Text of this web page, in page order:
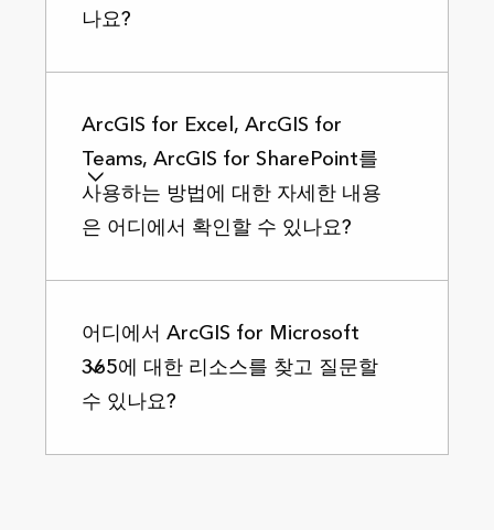
나요?
ArcGIS for Excel, ArcGIS for
Teams, ArcGIS for SharePoint를
사용하는 방법에 대한 자세한 내용
은 어디에서 확인할 수 있나요?
어디에서 ArcGIS for Microsoft
365에 대한 리소스를 찾고 질문할
수 있나요?